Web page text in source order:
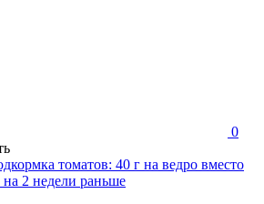
0
томатов: 40 г на ведро вместо
2 недели раньше